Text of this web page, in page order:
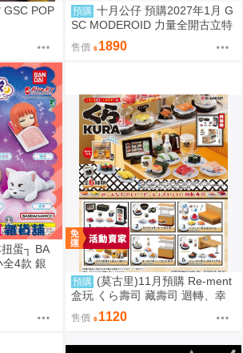
GSC POP
預購 十月公仔 預購2027年1月 G
SC MODEROID 力量全開古立特
騎士 再販 組裝模型 0907
售價 1890
蛋┐ BA
全4款 銀
公仔 銀時
預購 (莫古里)11月預購 Re-ment
盒玩 くら壽司 藏壽司 迴轉、幸
福的一盤 中盒6入 超商付款免訂
金 0815
售價 1120